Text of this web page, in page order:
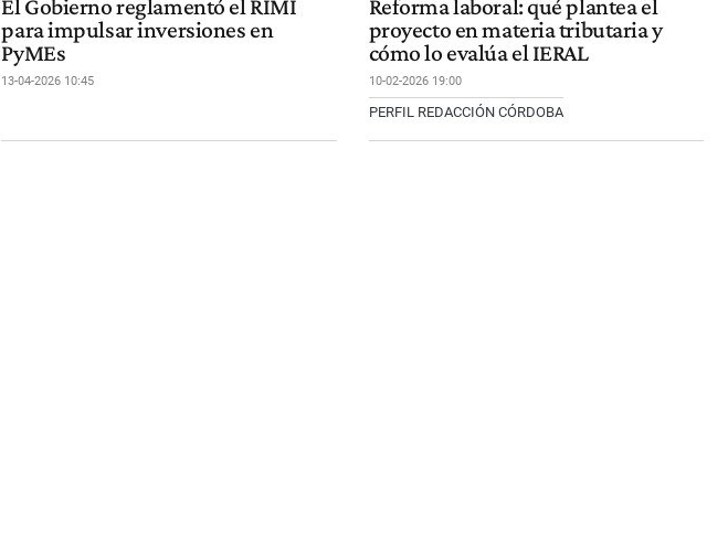
El Gobierno reglamentó el RIMI
para impulsar inversiones en
PyMEs
13-04-2026 10:45
Reforma laboral: qué plantea el
proyecto en materia tributaria y
cómo lo evalúa el IERAL
10-02-2026 19:00
PERFIL REDACCIÓN CÓRDOBA